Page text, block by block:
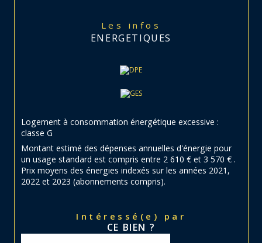
Les infos
ENERGETIQUES
Logement à consommation énergétique excessive :
classe G
Montant estimé des dépenses annuelles d'énergie pour
un usage standard est compris entre 2 610 € et 3 570 € .
Prix moyens des énergies indexés sur les années 2021,
2022 et 2023 (abonnements compris).
Intéressé(e) par
CE BIEN ?